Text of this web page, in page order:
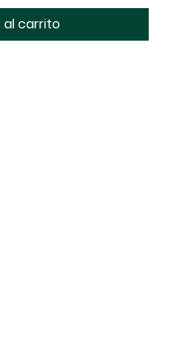
al carrito